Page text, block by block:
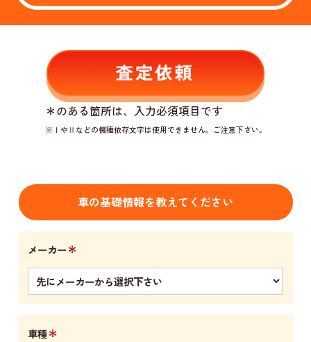
＊のある箇所は、入力必須項目です
※ⅠやⅡなどの機種依存文字は使用できません。ご注意下さい。
車の基礎情報を教えてください
メーカー＊
車種＊